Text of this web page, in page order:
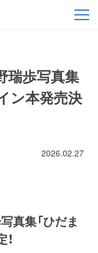
瑞歩写真集
ン本発売決
2026.02.27
真集「ひだま